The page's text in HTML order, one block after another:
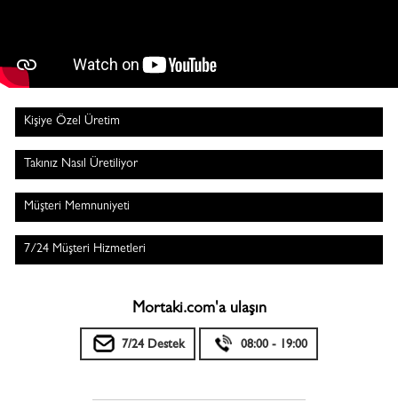
Kişiye Özel Üretim
Takınız Nasıl Üretiliyor
Müşteri Memnuniyeti
7/24 Müşteri Hizmetleri
Mortaki.com'a ulaşın
7/24 Destek 08:00 - 19:00